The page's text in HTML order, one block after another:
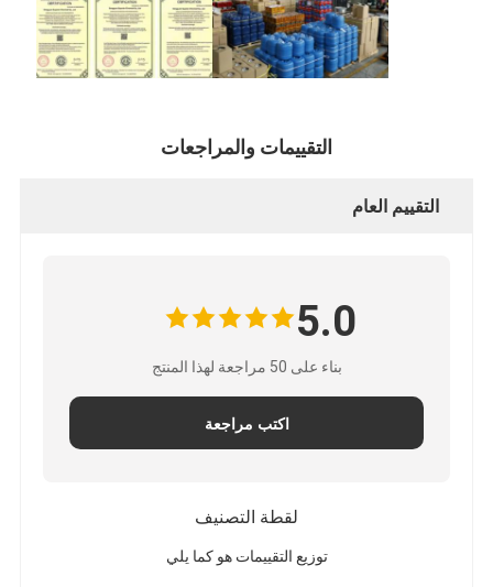
التقييمات والمراجعات
التقييم العام
5.0
بناء على 50 مراجعة لهذا المنتج
اكتب مراجعة
لقطة التصنيف
توزيع التقييمات هو كما يلي